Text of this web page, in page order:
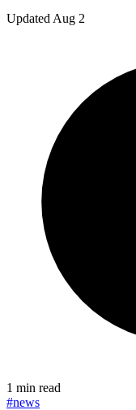
Updated Aug 2
1 min read
#news